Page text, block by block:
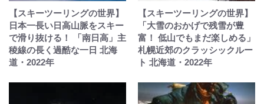
【スキーツーリングの世界】
日本一長い日高山脈をスキー
で滑り抜ける！ 「南日高」主
稜線の長く過酷な一日 北海
道・2022年
【スキーツーリングの世界】
「大雪のおかげで残雪が豊
富！ 低山でもまだ楽しめる」
札幌近郊のクラッシックルー
ト 北海道・2022年